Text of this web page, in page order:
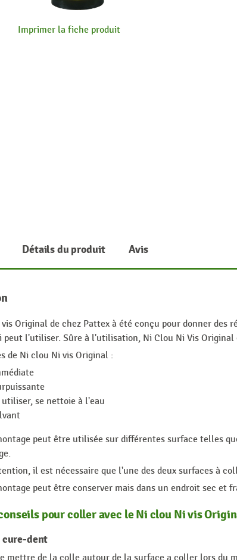
Imprimer la fiche produit
Détails du produit Avis
Original de chez Pattex à été conçu pour donner
peut l'utiliser. Sûre à l'utilisation, Ni Clou Ni Vis Original
de Ni clou Ni vis Original :
utiliser, se nettoie à l'eau
peut être utilisée sur différentes surface telles
il est nécessaire que l'une des deux surfaces à
peut être conserver mais dans un endroit sec et
pour coller avec le Ni clou Ni vis
cure-dent